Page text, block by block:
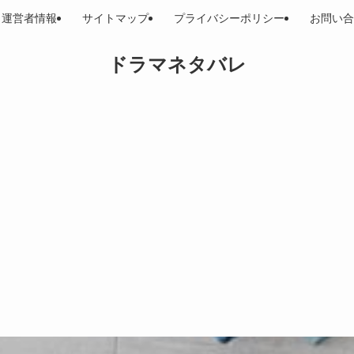
ドラマネタバレ
運営者情報 サイトマップ プライバシーポリシー お問い